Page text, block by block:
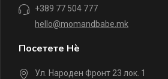
+389 77 504 777
hello@momandbabe.mk
Посетете Нè
Ул. Народен Фронт 23 лок. 1